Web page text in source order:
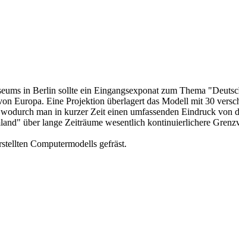
in Berlin sollte ein Eingangsexponat zum Thema
Europa. Eine Projektion überlagert das Modell mit 30
man in kurzer Zeit einen umfassenden Eindruck
über lange Zeiträume wesentlich kontinuierlichere
Computermodells gefräst.